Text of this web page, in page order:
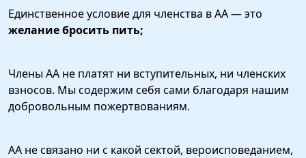
Единственное условие для членства в АА — это
желание бросить пить;
Члены АА не платят ни вступительных, ни членских
взносов. Мы содержим себя сами благодаря нашим
добровольным пожертвованиям.
АА не связано ни с какой сектой, вероисповеданием,